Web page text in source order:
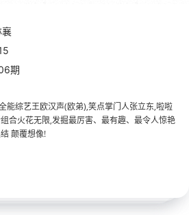
襄
期
能综艺王欧汉声(欧弟),笑点掌门人张立东,啦啦
合火花无限,发掘最厉害、最有趣、最令人惊艳
颠覆想像!